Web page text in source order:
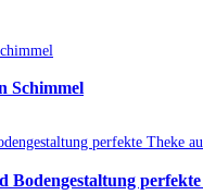
Schimmel
Bodengestaltung